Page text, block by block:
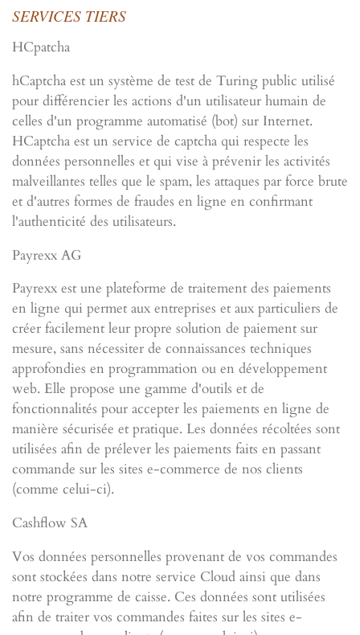
SERVICES TIERS
HCpatcha
hCaptcha est un système de test de Turing public utilisé
pour différencier les actions d'un utilisateur humain de
celles d'un programme automatisé (bot) sur Internet.
HCaptcha est un service de captcha qui respecte les
données personnelles et qui vise à prévenir les activités
malveillantes telles que le spam, les attaques par force brute
et d'autres formes de fraudes en ligne en confirmant
l'authenticité des utilisateurs.
Payrexx AG
Payrexx est une plateforme de traitement des paiements
en ligne qui permet aux entreprises et aux particuliers de
créer facilement leur propre solution de paiement sur
mesure, sans nécessiter de connaissances techniques
approfondies en programmation ou en développement
web. Elle propose une gamme d'outils et de
fonctionnalités pour accepter les paiements en ligne de
manière sécurisée et pratique. Les données récoltées sont
utilisées afin de prélever les paiements faits en passant
commande sur les sites e-commerce de nos clients
(comme celui-ci).
Cashflow SA
Vos données personnelles provenant de vos commandes
sont stockées dans notre service Cloud ainsi que dans
notre programme de caisse. Ces données sont utilisées
afin de traiter vos commandes faites sur les sites e-